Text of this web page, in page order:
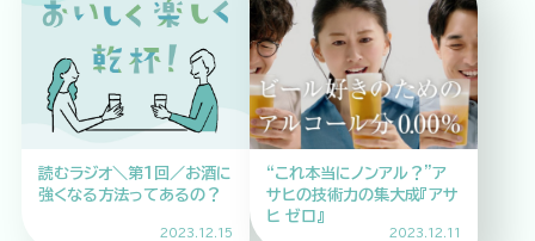
読むラジオ＼第1回／お酒に
強くなる方法ってあるの？
2023.12.15
“これ本当にノンアル？”ア
サヒの技術力の集大成『アサ
ヒ ゼロ』
2023.12.11